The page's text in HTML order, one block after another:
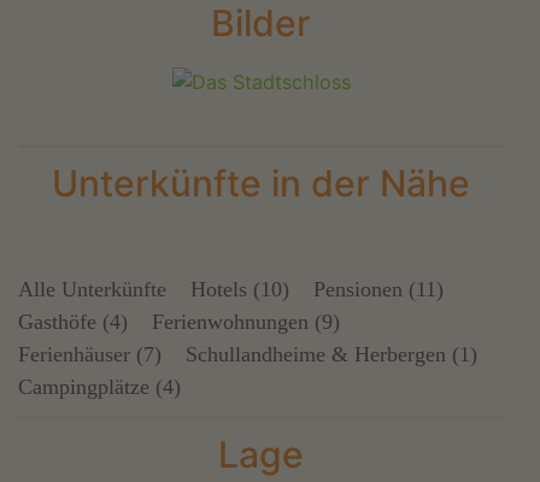
Bilder
Unterkünfte in der Nähe
Alle Unterkünfte Hotels (10)
Pensionen (11)
Gasthöfe (4)
Ferienwohnungen (9)
Ferienhäuser (7)
Schullandheime & Herbergen (1)
Campingplätze (4)
Lage